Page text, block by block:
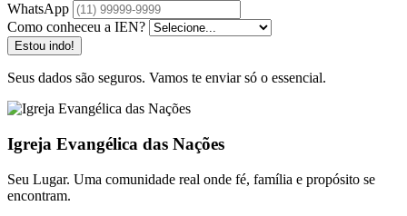
WhatsApp
Como conheceu a IEN?
Estou indo!
Seus dados são seguros. Vamos te enviar só o essencial.
Igreja Evangélica das Nações
Seu Lugar. Uma comunidade real onde fé, família e propósito se
encontram.